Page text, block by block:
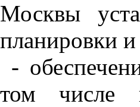
Москвы
планировки
-
том числе